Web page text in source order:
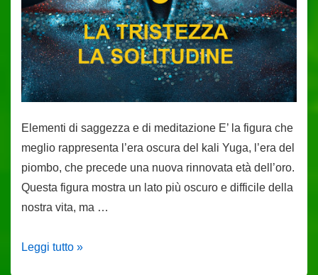
Elementi di saggezza e di meditazione E’ la figura che
meglio rappresenta l’era oscura del kali Yuga, l’era del
piombo, che precede una nuova rinnovata età dell’oro.
Questa figura mostra un lato più oscuro e difficile della
nostra vita, ma …
Geomanzia
Leggi tutto »